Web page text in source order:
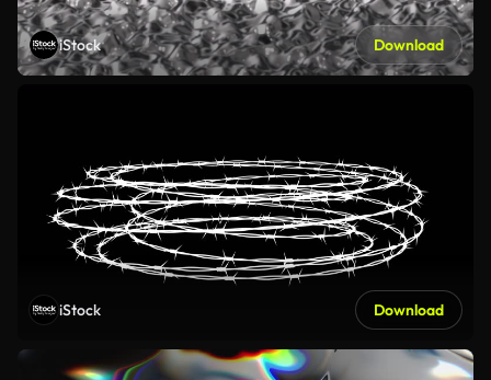
iStock Download
iStock Download